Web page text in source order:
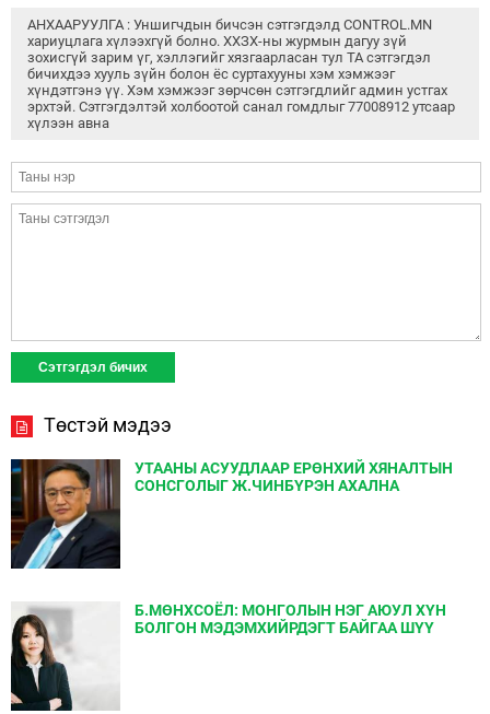
АНХААРУУЛГА : Уншигчдын бичсэн сэтгэгдэлд CONTROL.MN
хариуцлага хүлээхгүй болно. ХХЗХ-ны журмын дагуу зүй
зохисгүй зарим үг, хэллэгийг хязгаарласан тул ТА сэтгэгдэл
бичихдээ хууль зүйн болон ёс суртахууны хэм хэмжээг
хүндэтгэнэ үү. Хэм хэмжээг зөрчсөн сэтгэгдлийг админ устгах
эрхтэй. Сэтгэгдэлтэй холбоотой санал гомдлыг 77008912 утсаар
хүлээн авна
Төстэй мэдээ
УТААНЫ АСУУДЛААР ЕРӨНХИЙ ХЯНАЛТЫН
СОНСГОЛЫГ Ж.ЧИНБҮРЭН АХАЛНА
Б.МӨНХСОЁЛ: МОНГОЛЫН НЭГ АЮУЛ ХҮН
БОЛГОН МЭДЭМХИЙРДЭГТ БАЙГАА ШҮҮ